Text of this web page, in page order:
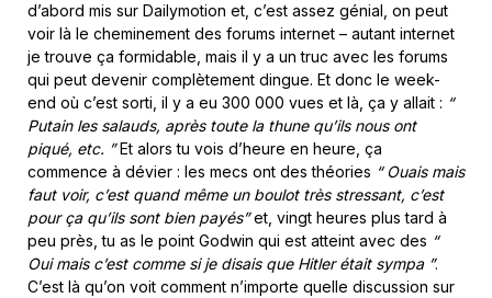
d’abord mis sur Dailymotion et, c’est assez génial, on peut
voir là le cheminement des forums internet – autant internet
je trouve ça formidable, mais il y a un truc avec les forums
qui peut devenir complètement dingue. Et donc le week-
end où c’est sorti, il y a eu 300 000 vues et là, ça y allait : “
Putain les salauds, après toute la thune qu’ils nous ont
piqué, etc. ”Et alors tu vois d’heure en heure, ça
commence à dévier : les mecs ont des théories “ Ouais mais
faut voir, c’est quand même un boulot très stressant, c’est
pour ça qu’ils sont bien payés”et, vingt heures plus tard à
peu près, tu as le point Godwin qui est atteint avec des “
Oui mais c’est comme si je disais que Hitler était sympa ”.
C’est là qu’on voit comment n’importe quelle discussion sur